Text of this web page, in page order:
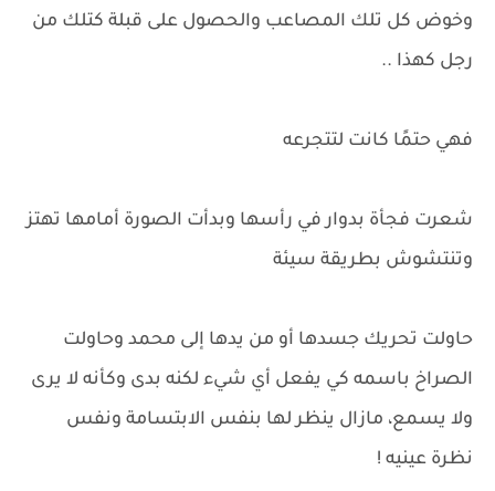
وخوض كل تلك المصاعب والحصول على قبلة كتلك من
رجل كهذا ..
فهي حتمًا كانت لتتجرعه
شعرت فجأة بدوار في رأسها وبدأت الصورة أمامها تهتز
وتنتشوش بطريقة سيئة
حاولت تحريك جسدها أو من يدها إلى محمد وحاولت
الصراخ باسمه كي يفعل أي شيء لكنه بدى وكأنه لا يرى
ولا يسمع، مازال ينظر لها بنفس الابتسامة ونفس
نظرة عينيه !